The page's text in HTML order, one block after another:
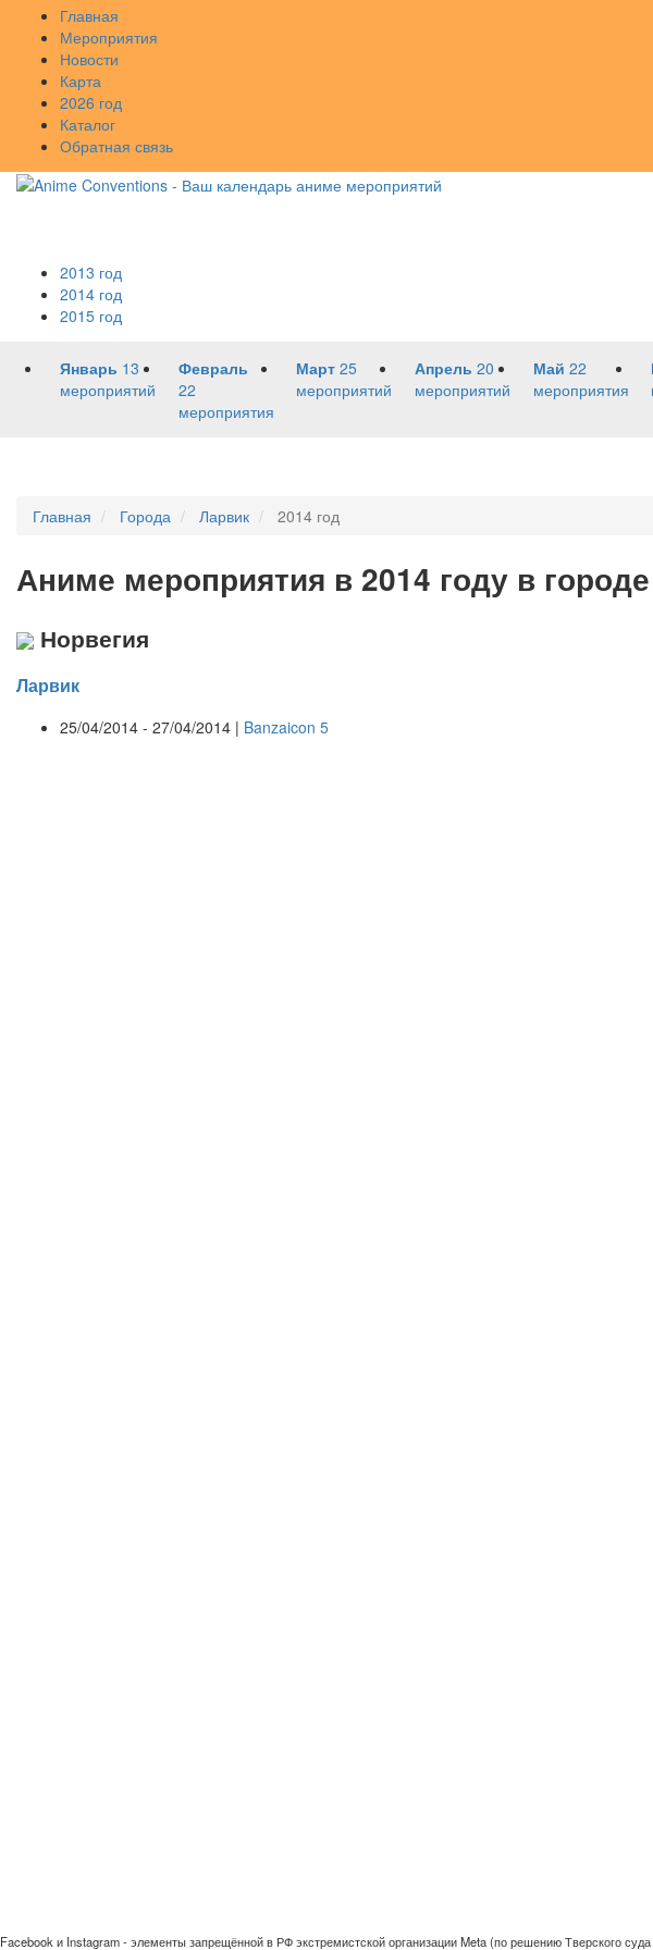
Главная
Мероприятия
Новости
Карта
2026 год
Каталог
Обратная связь
2013 год
2014 год
2015 год
Январь 13
мероприятий
Февраль
22
мероприятия
Март 25
мероприятий
Апрель 20
мероприятий
Май 22
мероприятия
Главная Города Ларвик 2014 год
Аниме мероприятия в 2014 году в
Норвегия
Ларвик
25/04/2014 - 27/04/2014 | Banzaicon 5
Facebook и Instagram - элементы запрещённой в РФ экстремистской организации Meta (по решению Тверского